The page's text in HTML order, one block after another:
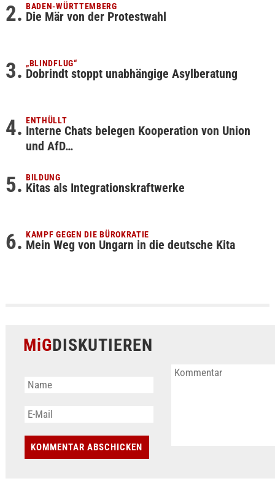
BADEN-WÜRTTEMBERG
Die Mär von der Protestwahl
„BLINDFLUG“
Dobrindt stoppt unabhängige Asylberatung
ENTHÜLLT
Interne Chats belegen Kooperation von Union
und AfD…
BILDUNG
Kitas als Integrationskraftwerke
KAMPF GEGEN DIE BÜROKRATIE
Mein Weg von Ungarn in die deutsche Kita
MiGDISKUTIEREN